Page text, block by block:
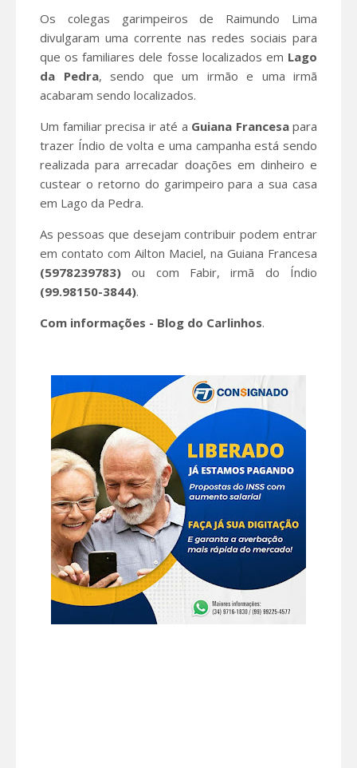
Os colegas garimpeiros de Raimundo Lima
divulgaram uma corrente nas redes sociais para
que os familiares dele fosse localizados em Lago
da Pedra, sendo que um irmão e uma irmã
acabaram sendo localizados.
Um familiar precisa ir até a Guiana Francesapara
trazer Índio de volta e uma campanha está sendo
realizada para arrecadar doações em dinheiro e
custear o retorno do garimpeiro para a sua casa
em Lago da Pedra.
As pessoas que desejam contribuir podem entrar
em contato com Ailton Maciel, na Guiana Francesa
(5978239783) ou com Fabir, irmã do Índio
(99.98150-3844).
Com informações - Blog do Carlinhos.